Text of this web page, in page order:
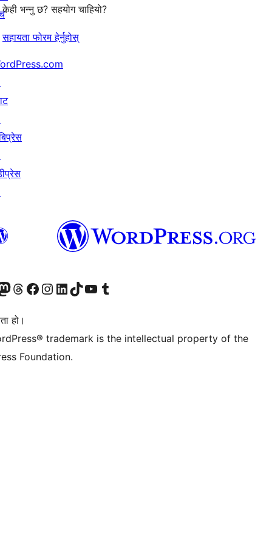
केही भन्नु छ? सहयोग चाहियो?
सहायता फोरम हेर्नुहोस्
भ्रमण गर्नुहोस्
म्यास्टोडन खाता भ्रमण गर्नुहोस्
हाम्रो थ्रेड्स खातामा जानुहोस्
हाम्रो फेसबुक पेजमा जानुहोस्
हाम्रो इन्स्टाग्राम खातामा जानुहोस्
हाम्रो लिङ्क्डइन खातामा जानुहोस्
हाम्रो TikTok खाता भ्रमण गर्नुहोस्
हाम्रो युट्युब च्यानलमा जानुहोस्
हाम्रो टम्बलर खाता भ्रमण गर्नुहोस्
हो।
trademark is the intellectual property of the
Foundation.